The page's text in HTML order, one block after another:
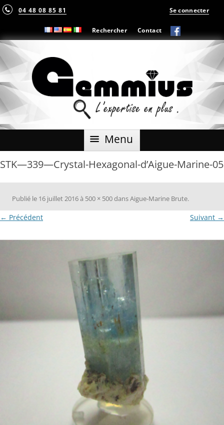
04 48 08 85 81
Rechercher Contact
Se connecter
Menu Aller
STK—339—Crystal-Hexagonal-d’Aigue-Marine-05
Publié le 16 juillet 2016à 500 × 500dansAigue-Marine Brute.
← Précédent Suivant →